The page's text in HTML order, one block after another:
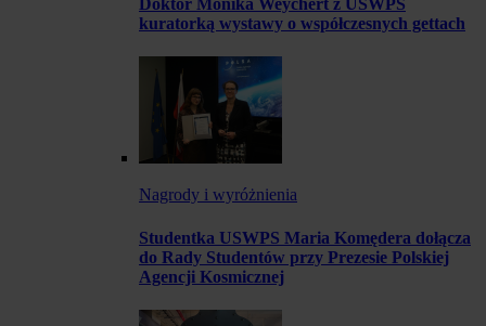
Doktor Monika Weychert z USWPS
kuratorką wystawy o współczesnych gettach
Nagrody i wyróżnienia
Studentka USWPS Maria Komędera dołącza
do Rady Studentów przy Prezesie Polskiej
Agencji Kosmicznej